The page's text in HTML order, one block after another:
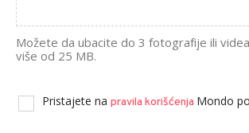
Možete da ubacite do 3 fotografije ili
više od 25 MB.
Pristajete na pravila korišćenja Mondo